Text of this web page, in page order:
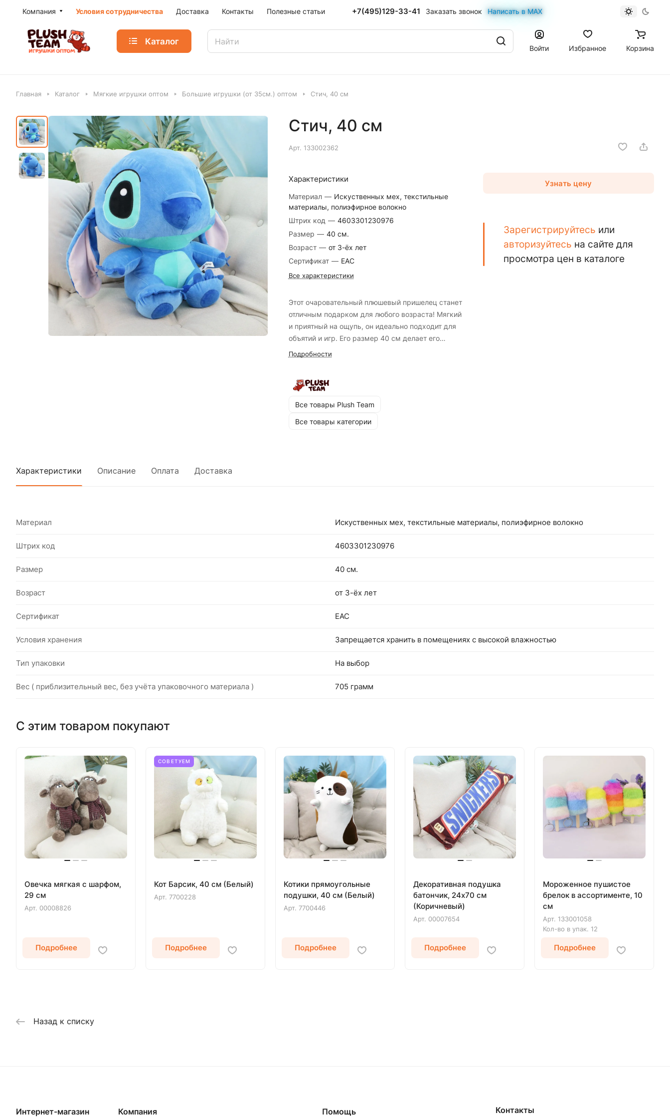
Компания Условия сотрудничества Доставка Контакты Полезные статьи +7(495)129-33-41 Заказать звонок Написать в MAX
Каталог
Войти Избранное Корзина
Главная Каталог Мягкие игрушки оптом Большие игрушки (от 35см.) оптом Стич, 40 см
Стич, 40 см
Арт. 133002362
Характеристики
Материал — Искуственных мех, текстильные
материалы, полиэфирное волокно
Штрих код — 4603301230976
Размер — 40 см.
Возраст — от 3-ёх лет
Сертификат — EAC
Все характеристики
Этот очаровательный плюшевый пришелец станет
отличным подарком для любого возраста! Мягкий
и приятный на ощупь, он идеально подходит для
объятий и игр. Его размер 40 см делает его
заметным и удобным для обнимания. Подарите
Подробности
Все товары Plush Team
Все товары категории
Узнать цену
Зарегистрируйтесь или
авторизуйтесь на сайте для
просмотра цен в каталоге
Характеристики Описание Оплата Доставка
Материал Искуственных мех, текстильные материалы, полиэфирное волокно
Штрих код 4603301230976
Размер 40 см.
Возраст от 3-ёх лет
Сертификат EAC
Условия хранения Запрещается хранить в помещениях с высокой влажностью
Тип упаковки На выбор
Вес ( приблизительный вес, без учёта упаковочного материала ) 705 грамм
С этим товаром покупают
Овечка мягкая с шарфом,
29 см
Арт. 00008826
Подробнее
СОВЕТУЕМ
Кот Барсик, 40 см (Белый)
Арт. 7700228
Подробнее
Котики прямоугольные
подушки, 40 см (Белый)
Арт. 7700446
Подробнее
Декоративная подушка
батончик, 24х70 см
(Коричневый)
Арт. 00007654
Подробнее
Мороженное пушистое
брелок в ассортименте, 10
см
Арт. 133001058
Кол-во в упак. 12
Подробнее
Назад к списку
Интернет-магазин Компания Помощь Контакты